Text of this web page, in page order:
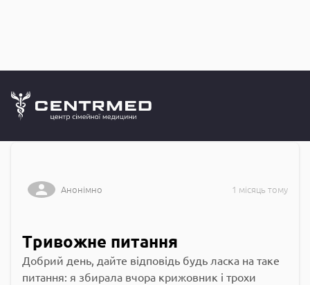
CENTRMED: Задай питання лікарю онлайн
Анонімно 1 місяць тому
Тривожне питання
Добрий день, дайте відповідь будь ласка на таке
питання: я збирала вчора крижовник і трохи